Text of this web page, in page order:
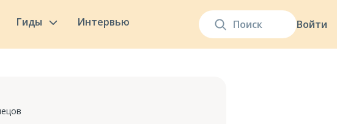
Войти
Гиды Интервью